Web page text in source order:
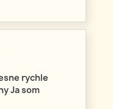
rychle
Ja som